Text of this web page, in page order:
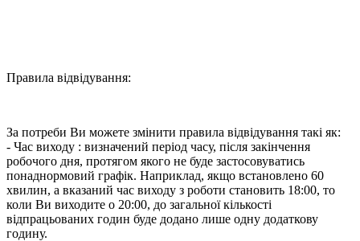
Правила відвідування:
За потреби Ви можете змінити правила відвідування такі як:
- Час виходу : визначений період часу, після закінчення
робочого дня, протягом якого не буде застосовуватись
понаднормовий графік. Наприклад, якщо встановлено 60
хвилин, а вказаний час виходу з роботи становить 18:00, то
коли Ви виходите о 20:00, до загальної кількості
відпрацьованих годин буде додано лише одну додаткову
годину.